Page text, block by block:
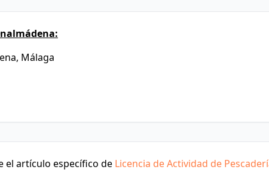
Málaga
el artículo específico de Licencia de Actividad de